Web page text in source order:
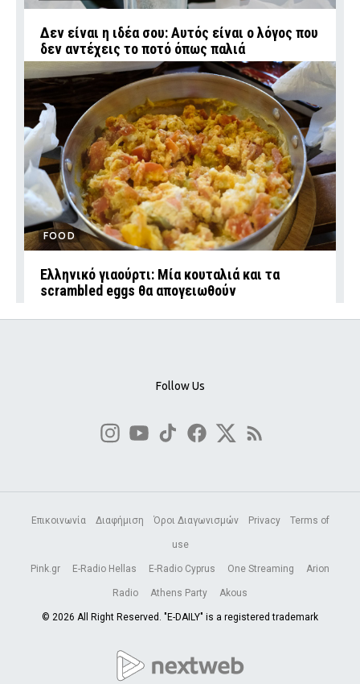
Δεν είναι η ιδέα σου: Αυτός είναι ο λόγος που
δεν αντέχεις το ποτό όπως παλιά
FOOD
Ελληνικό γιαούρτι: Μία κουταλιά και τα
scrambled eggs θα απογειωθούν
Follow Us
Επικοινωνία Διαφήμιση Όροι Διαγωνισμών Privacy Terms of
use
Pink.gr E-Radio Hellas E-Radio Cyprus One Streaming Arion
Radio Athens Party Akous
© 2026 All Right Reserved. "E-DAILY" is a registered trademark